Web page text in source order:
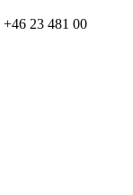
+46 23 481 00